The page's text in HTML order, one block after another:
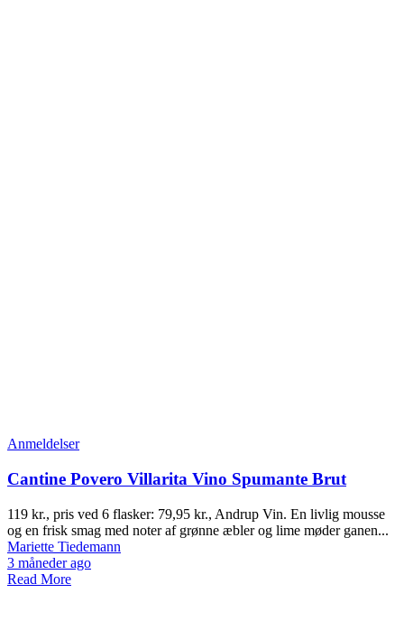
Anmeldelser
Cantine Povero Villarita Vino Spumante Brut
119 kr., pris ved 6 flasker: 79,95 kr., Andrup Vin. En livlig mousse
og en frisk smag med noter af grønne æbler og lime møder ganen...
Mariette Tiedemann
3 måneder ago
Read More